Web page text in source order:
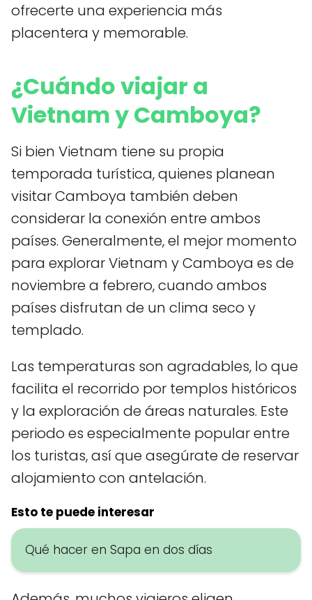
ofrecerte una experiencia más
placentera y memorable.
¿Cuándo viajar a
Vietnam y Camboya?
Si bien Vietnam tiene su propia
temporada turística, quienes planean
visitar Camboya también deben
considerar la conexión entre ambos
países. Generalmente, el mejor momento
para explorar Vietnam y Camboya es de
noviembre a febrero, cuando ambos
países disfrutan de un clima seco y
templado.
Las temperaturas son agradables, lo que
facilita el recorrido por templos históricos
y la exploración de áreas naturales. Este
periodo es especialmente popular entre
los turistas, así que asegúrate de reservar
alojamiento con antelación.
Esto te puede interesar
Qué hacer en Sapa en dos días